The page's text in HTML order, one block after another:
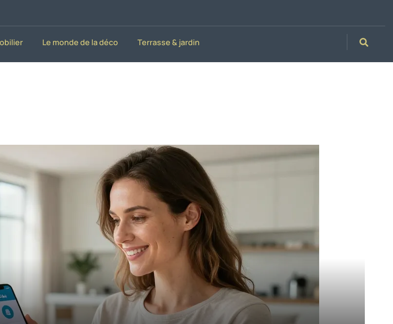
Le monde de la déco Terrasse & jardin